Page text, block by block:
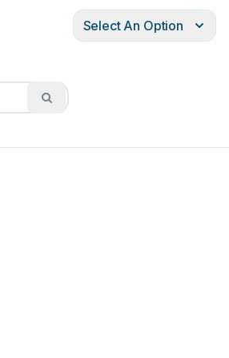
Select An Option